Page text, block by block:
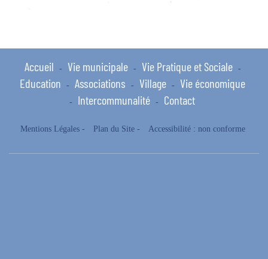
Accueil - Vie municipale - Vie Pratique et Sociale -
Education - Associations - Village - Vie économique
- Intercommunalité - Contact
Mentions Légales- Plan du Site- Accessibilité : non conforme